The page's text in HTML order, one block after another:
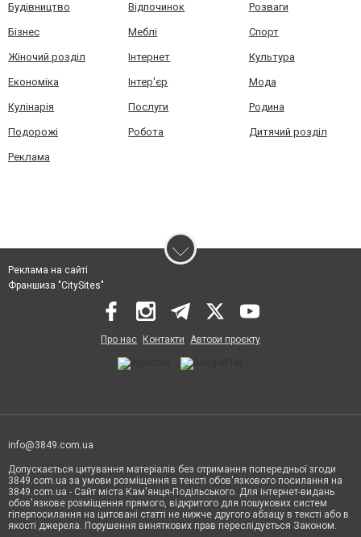
Будівництво Відпочинок Розваги
Бізнес Меблі Спорт
Жіночий розділ Інтернет Культура
Економіка Інтер'єр Мода
Кулінарія Послуги Родина
Подорожі Робота Дитячий розділ
Реклама
Реклама на сайті
Франшиза "CitySites"
Про нас Контакти Автори проєкту
info@3849.com.ua
Допускається цитування матеріалів без отримання попередньої згоди
3849.com.ua за умови розміщення в тексті обов'язкового посилання на
3849.com.ua - Сайт міста Кам'янця-Подільського. Для інтернет-видань
обов'язкове розміщення прямого, відкритого для пошукових систем
гіперпосилання на цитовані статті не нижче другого абзацу в тексті або в
якості джерела. Порушення виняткових прав переслідується Законом.